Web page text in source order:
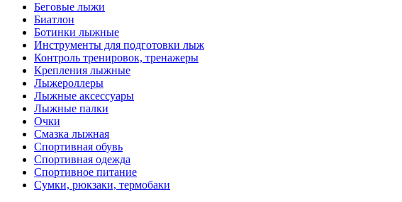
Беговые лыжи
Биатлон
Ботинки лыжные
Инструменты для подготовки лыж
Контроль тренировок, тренажеры
Крепления лыжные
Лыжероллеры
Лыжные аксессуары
Лыжные палки
Очки
Смазка лыжная
Спортивная обувь
Спортивная одежда
Спортивное питание
Сумки, рюкзаки, термобаки